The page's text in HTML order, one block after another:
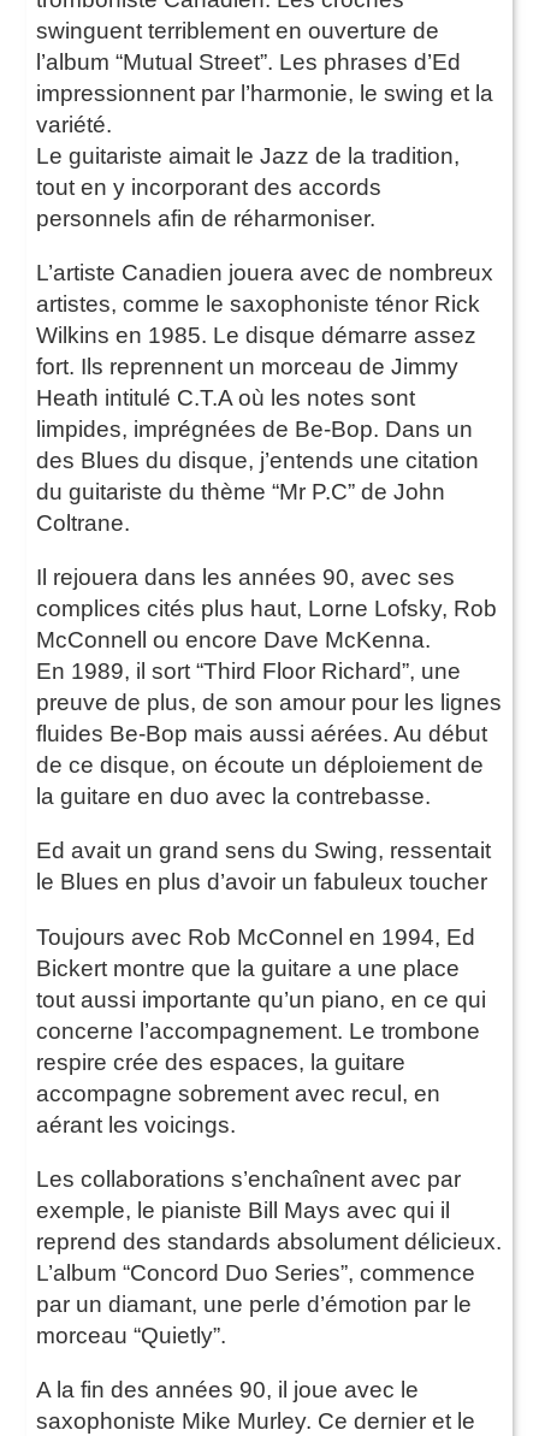
swinguent terriblement en ouverture de
l’album “Mutual Street”. Les phrases d’Ed
impressionnent par l’harmonie, le swing et la
variété.
Le guitariste aimait le Jazz de la tradition,
tout en y incorporant des accords
personnels afin de réharmoniser.
L’artiste Canadien jouera avec de nombreux
artistes, comme le saxophoniste ténor Rick
Wilkins en 1985. Le disque démarre assez
fort. Ils reprennent un morceau de Jimmy
Heath intitulé C.T.A où les notes sont
limpides, imprégnées de Be-Bop. Dans un
des Blues du disque, j’entends une citation
du guitariste du thème “Mr P.C” de John
Coltrane.
Il rejouera dans les années 90, avec ses
complices cités plus haut, Lorne Lofsky, Rob
McConnell ou encore Dave McKenna.
En 1989, il sort “Third Floor Richard”, une
preuve de plus, de son amour pour les lignes
fluides Be-Bop mais aussi aérées. Au début
de ce disque, on écoute un déploiement de
la guitare en duo avec la contrebasse.
Ed avait un grand sens du Swing, ressentait
le Blues en plus d’avoir un fabuleux toucher
Toujours avec Rob McConnel en 1994, Ed
Bickert montre que la guitare a une place
tout aussi importante qu’un piano, en ce qui
concerne l’accompagnement. Le trombone
respire crée des espaces, la guitare
accompagne sobrement avec recul, en
aérant les voicings.
Les collaborations s’enchaînent avec par
exemple, le pianiste Bill Mays avec qui il
reprend des standards absolument délicieux.
L’album “Concord Duo Series”, commence
par un diamant, une perle d’émotion par le
morceau “Quietly”.
A la fin des années 90, il joue avec le
saxophoniste Mike Murley. Ce dernier et le